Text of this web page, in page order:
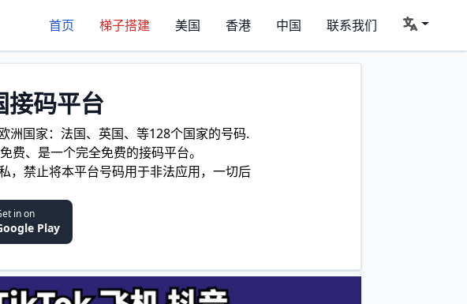
首页 梯子搭建 美国 香港 中国 联系我们
码平台
洲国家：法国、英国、等128个国家的号码.
费、是一个完全免费的接码平台。
，禁止将本平台号码用于非法应用，一切后
in on
Play